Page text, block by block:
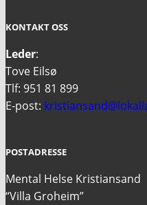
KONTAKT OSS
Leder:
Tove Eilsø
Tlf: 951 81 899
E-post:
POSTADRESSE
Mental Helse Kristiansand
“Villa Groheim”